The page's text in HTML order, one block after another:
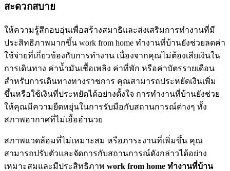
สะดวกสบาย
ให้ความรู้สึกอบอุ่นเพื่อสร้างสมาธิและส่งเสริมการทำงานที่มี
ประสิทธิภาพมากขึ้น work from home ทำงานที่บ้านยังช่วยลดค่า
ใช้จ่ายที่เกี่ยวข้องกับการทำงาน เนื่องจากคุณไม่ต้องเสียเงินใน
การเดินทาง ค่าน้ำมันเชื้อเพลิง ค่าที่พัก หรือค่าบัตรรายเดือน
สำหรับการเดินทางทางราชการ คุณสามารถประหยัดเงินเพิ่ม
ขึ้นหรือใช้เงินที่ประหยัดได้อย่างตั้งใจ การทำงานที่บ้านยังช่วย
ให้คุณมีความยืดหยุ่นในการรับมือกับสถานการณ์ต่างๆ ทั้ง
สภาพอากาศที่ไม่เอื้ออำนวย
สภาพแวดล้อมที่ไม่เหมาะสม หรือภาระงานที่เพิ่มขึ้น คุณ
สามารถปรับตัวและจัดการกับสถานการณ์ดังกล่าวได้อย่าง
เหมาะสมและมีประสิทธิภาพ work from home ทำงานที่บ้าน